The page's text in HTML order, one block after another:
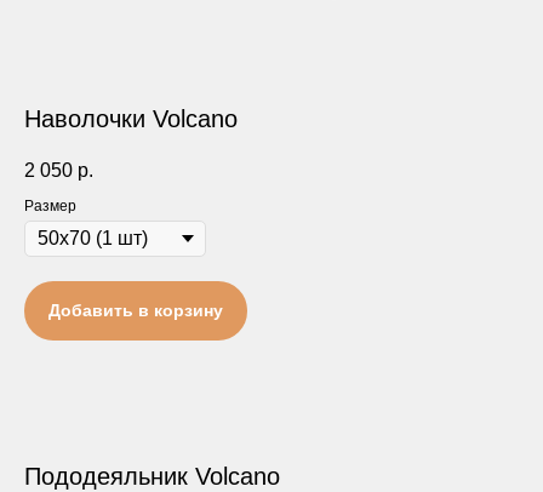
Наволочки Volcano
2 050 р.
Размер
Добавить в корзину
Пододеяльник Volcano